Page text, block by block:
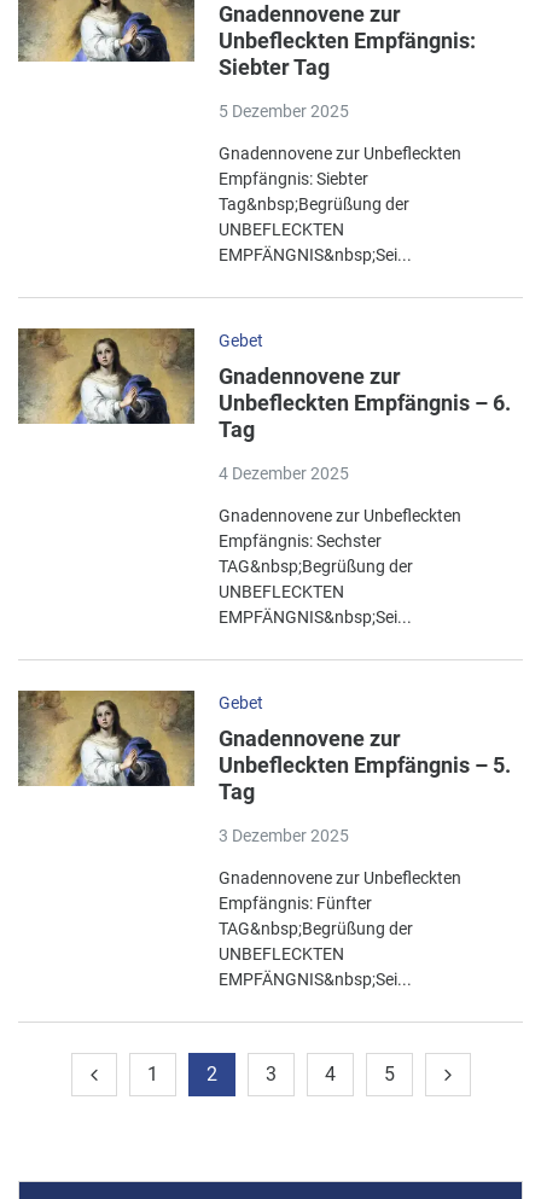
Gnadennovene zur
Unbefleckten Empfängnis:
Siebter Tag
5 Dezember 2025
Gnadennovene zur Unbefleckten
Empfängnis: Siebter
Tag&nbsp;Begrüßung der
UNBEFLECKTEN
EMPFÄNGNIS&nbsp;Sei...
Gebet
Gnadennovene zur
Unbefleckten Empfängnis – 6.
Tag
4 Dezember 2025
Gnadennovene zur Unbefleckten
Empfängnis: Sechster
TAG&nbsp;Begrüßung der
UNBEFLECKTEN
EMPFÄNGNIS&nbsp;Sei...
Gebet
Gnadennovene zur
Unbefleckten Empfängnis – 5.
Tag
3 Dezember 2025
Gnadennovene zur Unbefleckten
Empfängnis: Fünfter
TAG&nbsp;Begrüßung der
UNBEFLECKTEN
EMPFÄNGNIS&nbsp;Sei...
1 2 3 4 5